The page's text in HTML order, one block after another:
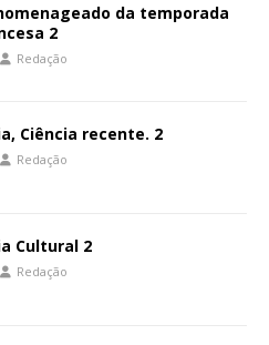
da temporada
2
Redação
Ciência recente. 2
Redação
Cultural 2
Redação